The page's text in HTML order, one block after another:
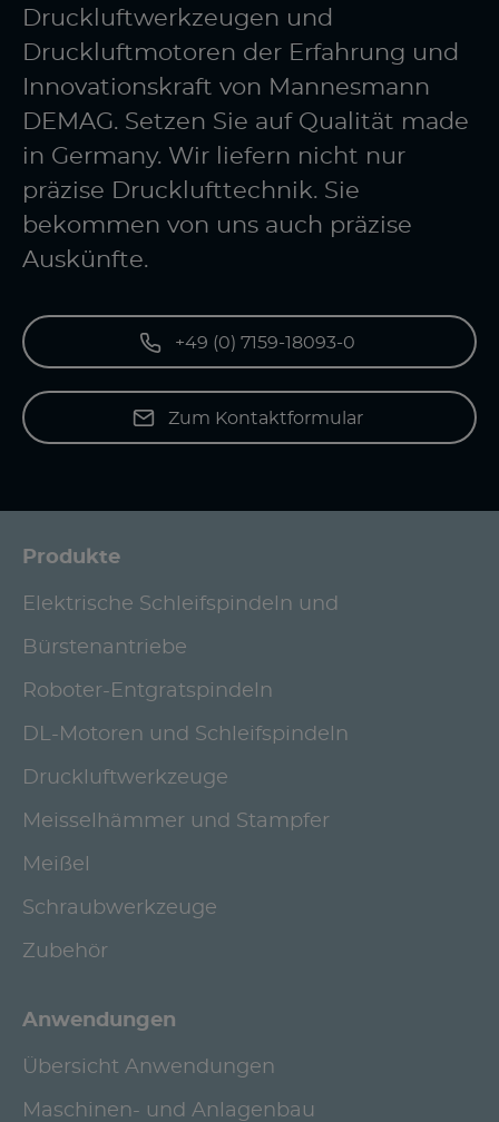
Druckluftwerkzeugen und
Druckluftmotoren der Erfahrung und
Innovationskraft von Mannesmann
DEMAG. Setzen Sie auf Qualität made
in Germany. Wir liefern nicht nur
präzise Drucklufttechnik. Sie
bekommen von uns auch präzise
Auskünfte.
+49 (0) 7159-18093-0
Zum Kontaktformular
Produkte
Elektrische Schleifspindeln und
Bürstenantriebe
Roboter-Entgratspindeln
DL-Motoren und Schleifspindeln
Druckluftwerkzeuge
Meisselhämmer und Stampfer
Meißel
Schraubwerkzeuge
Zubehör
Anwendungen
Übersicht Anwendungen
Maschinen- und Anlagenbau